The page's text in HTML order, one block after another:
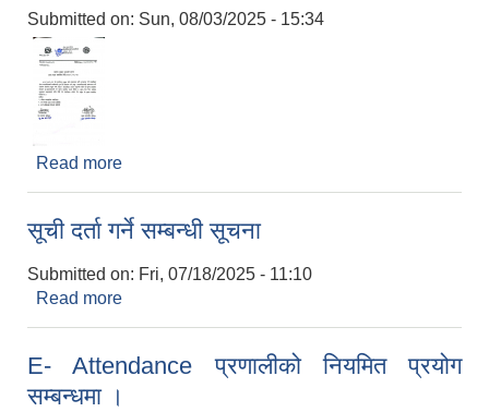
Submitted on: Sun, 08/03/2025 - 15:34
Read more
सूची दर्ता गर्ने सम्बन्धी सूचना
Submitted on: Fri, 07/18/2025 - 11:10
Read more
E- Attendance प्रणालीको नियमित प्रयोग
सम्बन्धमा ।